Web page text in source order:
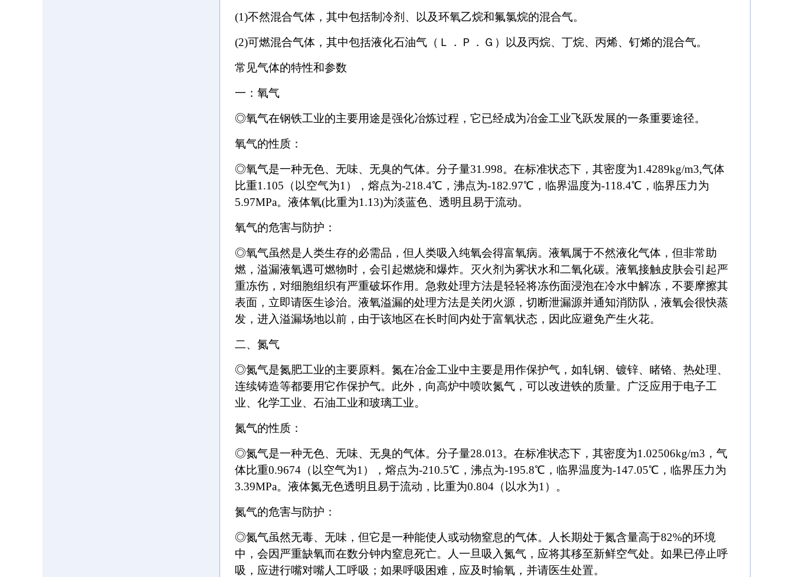
(1)不然混合气体，其中包括制冷剂、以及环氧乙烷和氟氯烷的混合气。
(2)可燃混合气体，其中包括液化石油气（Ｌ．Ｐ．Ｇ）以及丙烷、丁烷、丙烯、钉烯的混合气。
常见气体的特性和参数
一：氧气
◎氧气在钢铁工业的主要用途是强化冶炼过程，它已经成为冶金工业飞跃发展的一条重要途径。
氧气的性质：
◎氧气是一种无色、无味、无臭的气体。分子量31.998。在标准状态下，其密度为1.4289kg/m3,气体
比重1.105（以空气为1），熔点为-218.4℃，沸点为-182.97℃，临界温度为-118.4℃，临界压力为
5.97MPa。液体氧(比重为1.13)为淡蓝色、透明且易于流动。
氧气的危害与防护：
◎氧气虽然是人类生存的必需品，但人类吸入纯氧会得富氧病。液氧属于不然液化气体，但非常助
燃，溢漏液氧遇可燃物时，会引起燃烧和爆炸。灭火剂为雾状水和二氧化碳。液氧接触皮肤会引起严
重冻伤，对细胞组织有严重破坏作用。急救处理方法是轻轻将冻伤面浸泡在冷水中解冻，不要摩擦其
表面，立即请医生诊治。液氧溢漏的处理方法是关闭火源，切断泄漏源并通知消防队，液氧会很快蒸
发，进入溢漏场地以前，由于该地区在长时间内处于富氧状态，因此应避免产生火花。
二、氮气
◎氮气是氮肥工业的主要原料。氮在冶金工业中主要是用作保护气，如轧钢、镀锌、睹铬、热处理、
连续铸造等都要用它作保护气。此外，向高炉中喷吹氮气，可以改进铁的质量。广泛应用于电子工
业、化学工业、石油工业和玻璃工业。
氮气的性质：
◎氮气是一种无色、无味、无臭的气体。分子量28.013。在标准状态下，其密度为1.02506kg/m3，气
体比重0.9674（以空气为1），熔点为-210.5℃，沸点为-195.8℃，临界温度为-147.05℃，临界压力为
3.39MPa。液体氮无色透明且易于流动，比重为0.804（以水为1）。
氮气的危害与防护：
◎氮气虽然无毒、无味，但它是一种能使人或动物窒息的气体。人长期处于氮含量高于82%的环境
中，会因严重缺氧而在数分钟内窒息死亡。人一旦吸入氮气，应将其移至新鲜空气处。如果已停止呼
吸，应进行嘴对嘴人工呼吸；如果呼吸困难，应及时输氧，并请医生处置。